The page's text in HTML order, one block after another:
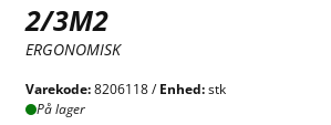
2/3M2
ERGONOMISK
Varekode:8206118 /Enhed:stk
På lager